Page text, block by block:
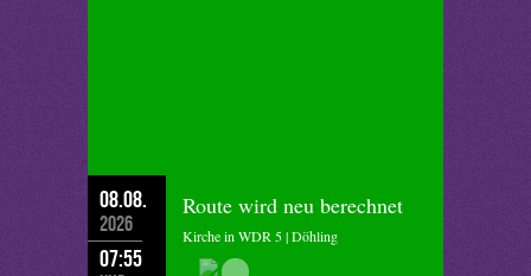
08.08.
2026
07:55
Route wird neu berechnet
Kirche in WDR 5 | Döhling